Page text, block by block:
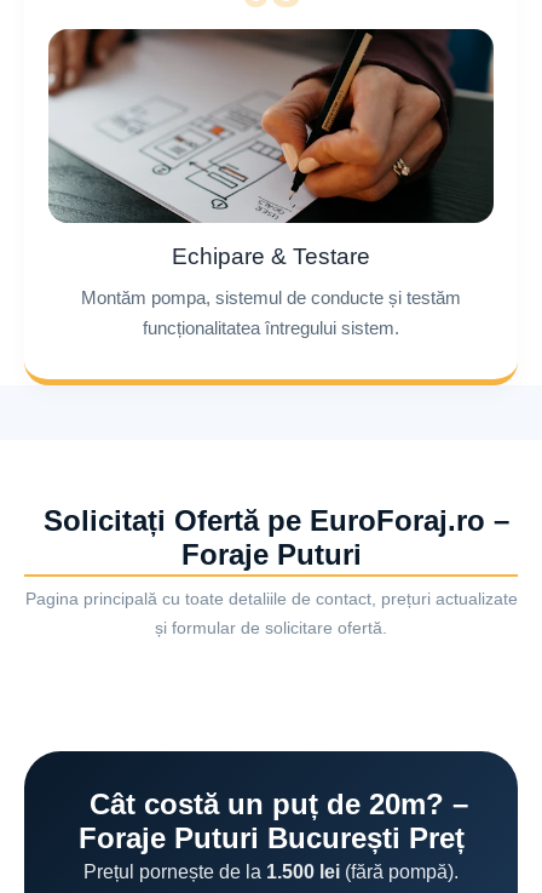
Echipare & Testare
Montăm pompa, sistemul de conducte și testăm
funcționalitatea întregului sistem.
Solicitați Ofertă pe EuroForaj.ro –
Foraje Puturi
Pagina principală cu toate detaliile de contact, prețuri actualizate
și formular de solicitare ofertă.
Cât costă un puț de 20m? –
Foraje Puturi București Preț
Prețul pornește de la 1.500 lei (fără pompă).